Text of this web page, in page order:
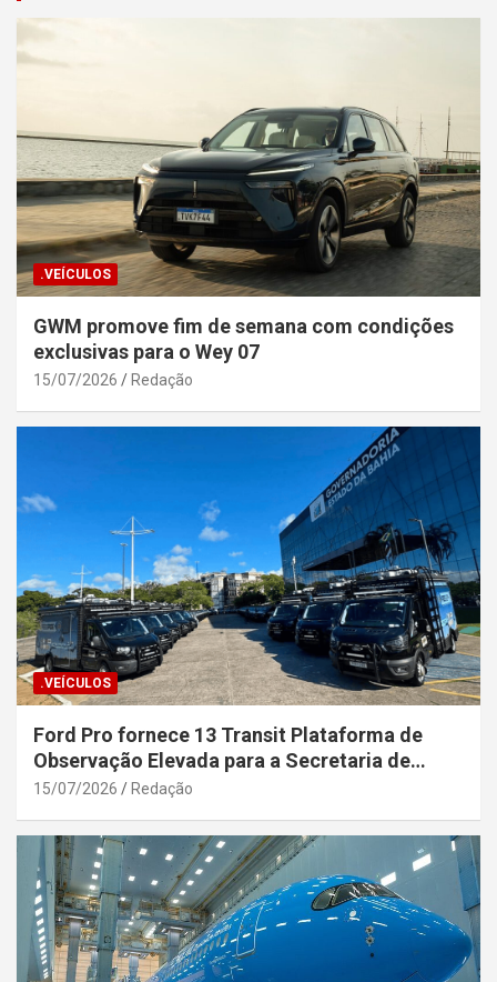
.VEÍCULOS
GWM promove fim de semana com condições
exclusivas para o Wey 07
15/07/2026 Redação
.VEÍCULOS
Ford Pro fornece 13 Transit Plataforma de
Observação Elevada para a Secretaria de
Segurança Pública da Bahia
15/07/2026 Redação